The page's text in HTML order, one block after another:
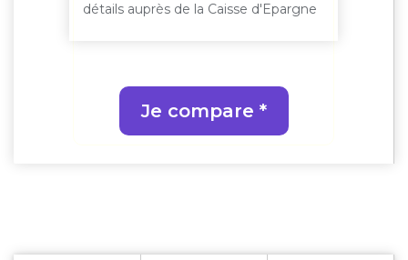
détails auprès de la Caisse d'Epargne
Je compare *